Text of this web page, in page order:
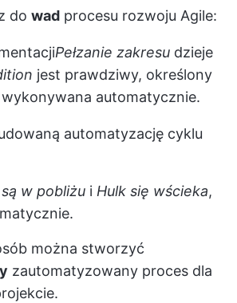
do wad procesu rozwoju Agile:
Pełzanie zakresu dzieje
jest prawdziwy, określony
automatycznie.
automatyzację cyklu
w pobliżu i Hulk się wścieka,
można stworzyć
zautomatyzowany proces dla